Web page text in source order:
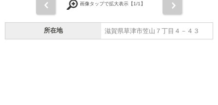
画像タップで拡大表示【1/1】
所在地 滋賀県草津市笠山７丁目４－４３